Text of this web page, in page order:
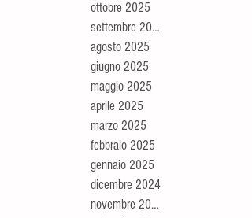
ottobre 2025
settembre 2025
agosto 2025
giugno 2025
maggio 2025
aprile 2025
marzo 2025
febbraio 2025
gennaio 2025
dicembre 2024
novembre 2024